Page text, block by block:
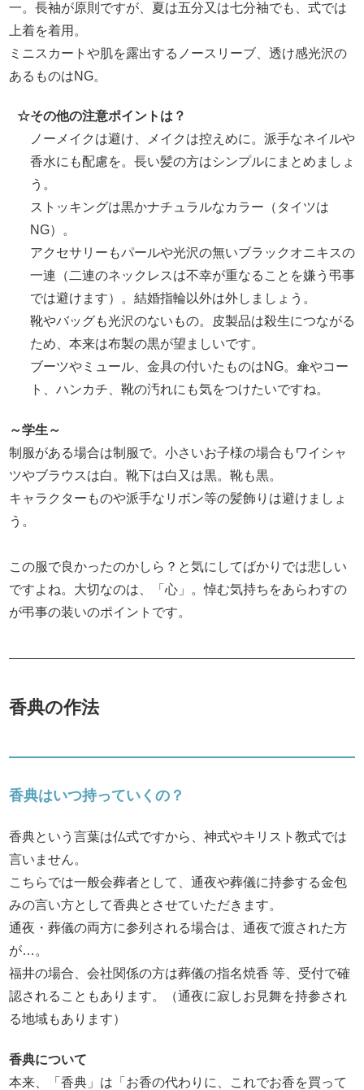
一。長袖が原則ですが、夏は五分又は七分袖でも、式では
上着を着用。
ミニスカートや肌を露出するノースリーブ、透け感光沢の
あるものはNG。
☆その他の注意ポイントは？
ノーメイクは避け、メイクは控えめに。派手なネイルや
香水にも配慮を。長い髪の方はシンプルにまとめましょ
う。
ストッキングは黒かナチュラルなカラー（タイツは
NG）。
アクセサリーもパールや光沢の無いブラックオニキスの
一連（二連のネックレスは不幸が重なることを嫌う弔事
では避けます）。結婚指輪以外は外しましょう。
靴やバッグも光沢のないもの。皮製品は殺生につながる
ため、本来は布製の黒が望ましいです。
ブーツやミュール、金具の付いたものはNG。傘やコー
ト、ハンカチ、靴の汚れにも気をつけたいですね。
～学生～
制服がある場合は制服で。小さいお子様の場合もワイシャ
ツやブラウスは白。靴下は白又は黒。靴も黒。
キャラクターものや派手なリボン等の髪飾りは避けましょ
う。
この服で良かったのかしら？と気にしてばかりでは悲しい
ですよね。大切なのは、「心」。悼む気持ちをあらわすの
が弔事の装いのポイントです。
香典の作法
香典はいつ持っていくの？
香典という言葉は仏式ですから、神式やキリスト教式では
言いません。
こちらでは一般会葬者として、通夜や葬儀に持参する金包
みの言い方として香典とさせていただきます。
通夜・葬儀の両方に参列される場合は、通夜で渡された方
が…。
福井の場合、会社関係の方は葬儀の指名焼香 等、受付で確
認されることもあります。（通夜に寂しお見舞を持参され
る地域もあります）
香典について
本来、「香典」は「お香の代わりに、これでお香を買って